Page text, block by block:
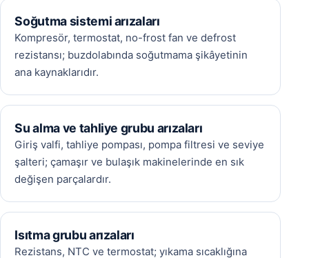
Soğutma sistemi arızaları
Kompresör, termostat, no-frost fan ve defrost
rezistansı; buzdolabında soğutmama şikâyetinin
ana kaynaklarıdır.
Su alma ve tahliye grubu arızaları
Giriş valfi, tahliye pompası, pompa filtresi ve seviye
şalteri; çamaşır ve bulaşık makinelerinde en sık
değişen parçalardır.
Isıtma grubu arızaları
Rezistans, NTC ve termostat; yıkama sıcaklığına